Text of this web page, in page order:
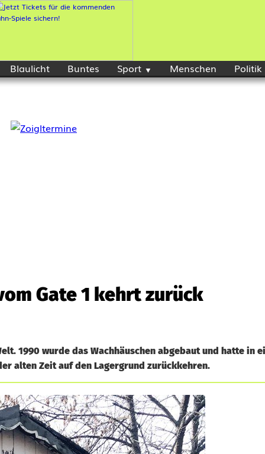
Blaulicht Buntes Sport Menschen Politik
Gate 1 kehrt zurück
1990 wurde das Wachhäuschen abgebaut und hatte in
alten Zeit auf den Lagergrund zurückkehren.